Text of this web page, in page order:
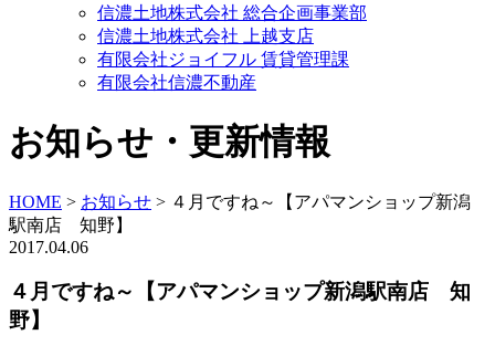
信濃土地株式会社 総合企画事業部
信濃土地株式会社 上越支店
有限会社ジョイフル 賃貸管理課
有限会社信濃不動産
お知らせ・更新情報
HOME > お知らせ > ４月ですね～【アパマンショップ新潟
駅南店 知野】
2017.04.06
４月ですね～【アパマンショップ新潟駅南店 知
野】